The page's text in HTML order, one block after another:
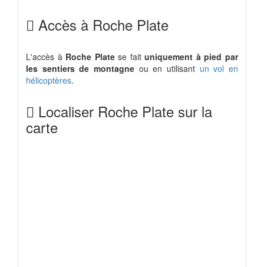
Accès à Roche Plate
L'accès à Roche Platese faituniquement à pied par
les sentiers de montagne ou en utilisant un vol en
hélicoptères.
Localiser Roche Plate sur la
carte